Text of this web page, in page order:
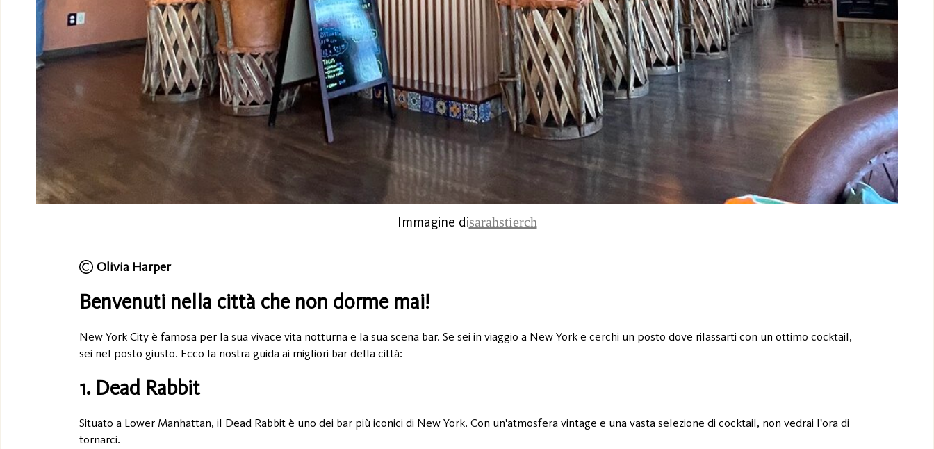
Immagine disarahstierch
Olivia Harper
Benvenuti nella città che non dorme mai!
New York City è famosa per la sua vivace vita notturna e la sua scena bar. Se sei in viaggio a New York e cerchi un posto dove rilassarti con un ottimo cocktail,
sei nel posto giusto. Ecco la nostra guida ai migliori bar della città:
1. Dead Rabbit
Situato a Lower Manhattan, il Dead Rabbit è uno dei bar più iconici di New York. Con un'atmosfera vintage e una vasta selezione di cocktail, non vedrai l'ora di
tornarci.